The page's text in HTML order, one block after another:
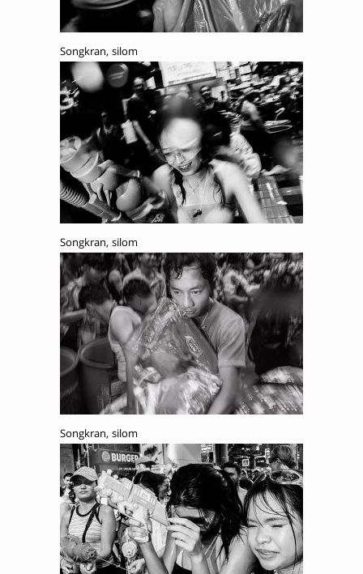
Songkran, silom
Songkran, silom
Songkran, silom